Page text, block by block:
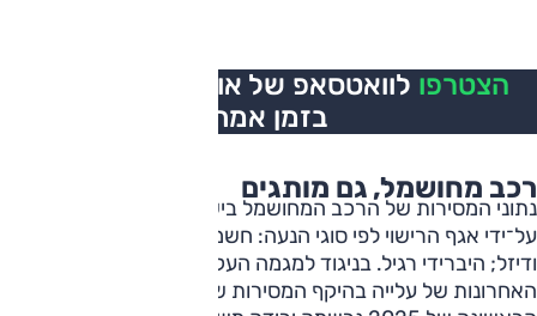
הצטרפו לוואטסאפ של אוטו, כל העדכונים
בזמן אמת
רכב מחושמל, גם מותגים
על־ידי אגף הרישוי לפי סוגי הנעה: חשמל; היברידי־נטען/בנזין
ודיזל; היברידי רגיל. בניגוד למגמה העקבית בחמש השנים
האחרונות של עלייה בהיקף המסירות של רכב חשמלי, במחצית